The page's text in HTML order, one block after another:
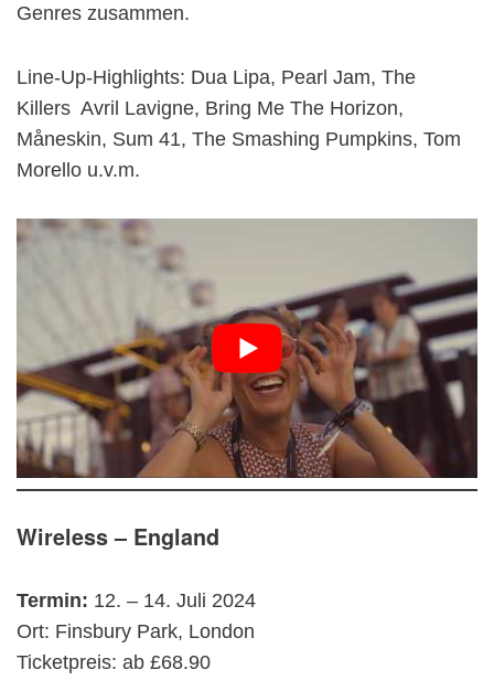
Genres zusammen.
Line-Up-Highlights: Dua Lipa, Pearl Jam, The
Killers Avril Lavigne, Bring Me The Horizon,
Måneskin, Sum 41, The Smashing Pumpkins, Tom
Morello u.v.m.
Wireless – England
Termin: 12. – 14. Juli 2024
Ort: Finsbury Park, London
Ticketpreis: ab £68.90